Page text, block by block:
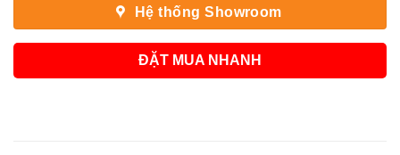
Hệ thống Showroom
ĐẶT MUA NHANH